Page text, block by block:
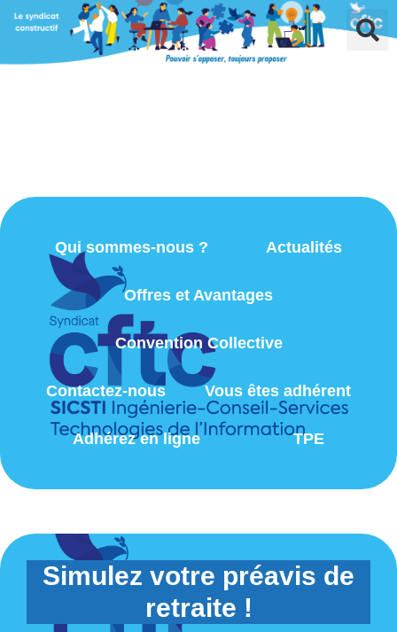
Qui sommes-nous ? Actualités
Offres et Avantages
Convention Collective
Contactez-nous Vous êtes adhérent
Adhérez en ligne TPE
Simulez votre préavis de
retraite !